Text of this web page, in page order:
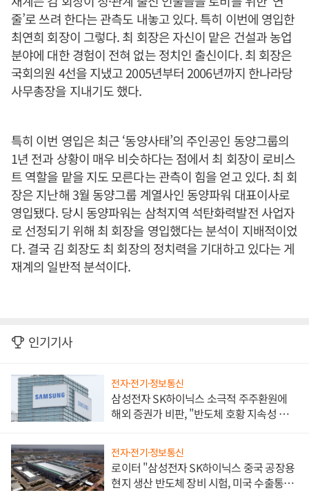
줄’로 쓰려 한다는 관측도 내놓고 있다. 특히 이번에 영입한
최연희 회장이 그렇다. 최 회장은 자신이 맡은 건설과 농업
분야에 대한 경험이 전혀 없는 정치인 출신이다. 최 회장은
국회의원 4선을 지냈고 2005년부터 2006년까지 한나라당
사무총장을 지내기도 했다.
특히 이번 영입은 최근 ‘동양사태’의 주인공인 동양그룹의
1년 전과 상황이 매우 비슷하다는 점에서 최 회장이 로비스
트 역할을 맡을 지도 모른다는 관측이 힘을 얻고 있다. 최 회
장은 지난해 3월 동양그룹 계열사인 동양파워 대표이사로
영입됐다. 당시 동양파워는 삼척지역 석탄화력발전 사업자
로 선정되기 위해 최 회장을 영입했다는 분석이 지배적이었
다. 결국 김 회장도 최 회장의 정치력을 기대하고 있다는 게
재계의 일반적 분석이다.
인기기사
전자·전기·정보통신
삼성전자 SK하이닉스 소극적 주주환원에
해외 증권가 비판, "반도체 호황 지속성 의
전자·전기·정보통신
로이터 "삼성전자 SK하이닉스 중국 공장용
현지 생산 반도체 장비 시험, 미국 수출통제